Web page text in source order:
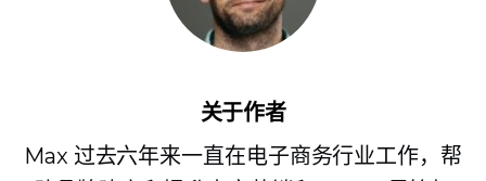
关于作者
Max 过去六年来一直在电子商务行业工作，帮